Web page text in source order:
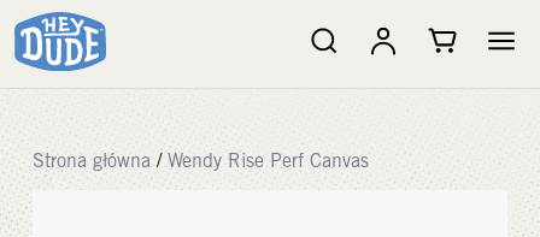
Strona główna / Wendy Rise Perf Canvas